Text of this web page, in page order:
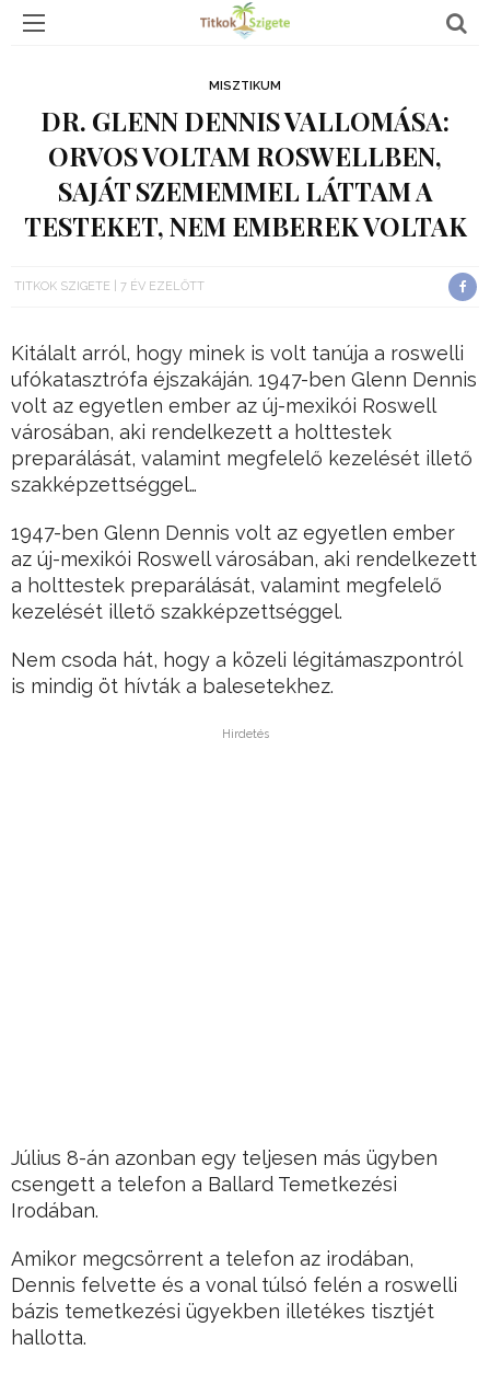
MISZTIKUM
DR. GLENN DENNIS VALLOMÁSA:
ORVOS VOLTAM ROSWELLBEN,
SAJÁT SZEMEMMEL LÁTTAM A
TESTEKET, NEM EMBEREK VOLTAK
TITKOK SZIGETE 7 ÉV EZELŐTT
Kitálalt arról, hogy minek is volt tanúja a roswelli
ufókatasztrófa éjszakáján. 1947-ben Glenn Dennis
volt az egyetlen ember az új-mexikói Roswell
városában, aki rendelkezett a holttestek
preparálását, valamint megfelelő kezelését illető
szakképzettséggel…
1947-ben Glenn Dennis volt az egyetlen ember
az új-mexikói Roswell városában, aki rendelkezett
a holttestek preparálását, valamint megfelelő
kezelését illető szakképzettséggel.
Nem csoda hát, hogy a közeli légitámaszpontról
is mindig öt hívták a balesetekhez.
Hirdetés
Július 8-án azonban egy teljesen más ügyben
csengett a telefon a Ballard Temetkezési
Irodában.
Amikor megcsörrent a telefon az irodában,
Dennis felvette és a vonal túlsó felén a roswelli
bázis temetkezési ügyekben illetékes tisztjét
hallotta.